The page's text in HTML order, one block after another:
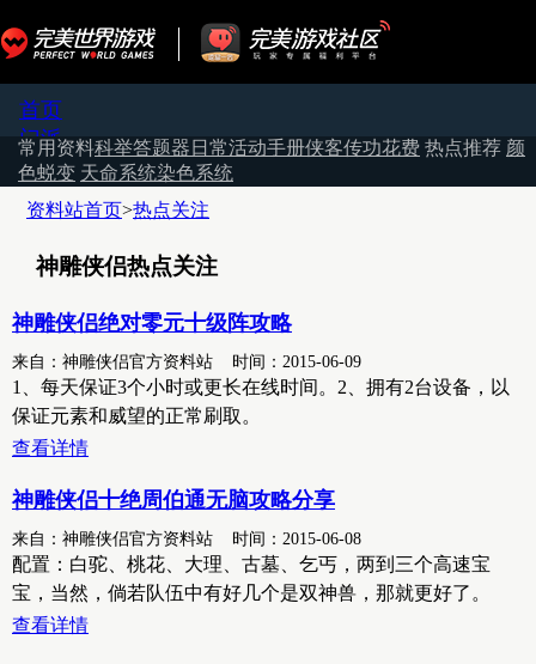
首页
门派
侠客
宠物
活动
任务
帮派
官网
论坛
老虎游戏APP
常用资料科举答题器 日常活动手册侠客传功花费 热点推荐 颜
色蜕变 天命系统染色系统
资料站首页>热点关注
神雕侠侣热点关注
神雕侠侣绝对零元十级阵攻略
来自：神雕侠侣官方资料站 时间：2015-06-09
1、每天保证3个小时或更长在线时间。2、拥有2台设备，以
保证元素和威望的正常刷取。
查看详情
神雕侠侣十绝周伯通无脑攻略分享
来自：神雕侠侣官方资料站 时间：2015-06-08
配置：白驼、桃花、大理、古墓、乞丐，两到三个高速宝
宝，当然，倘若队伍中有好几个是双神兽，那就更好了。
查看详情